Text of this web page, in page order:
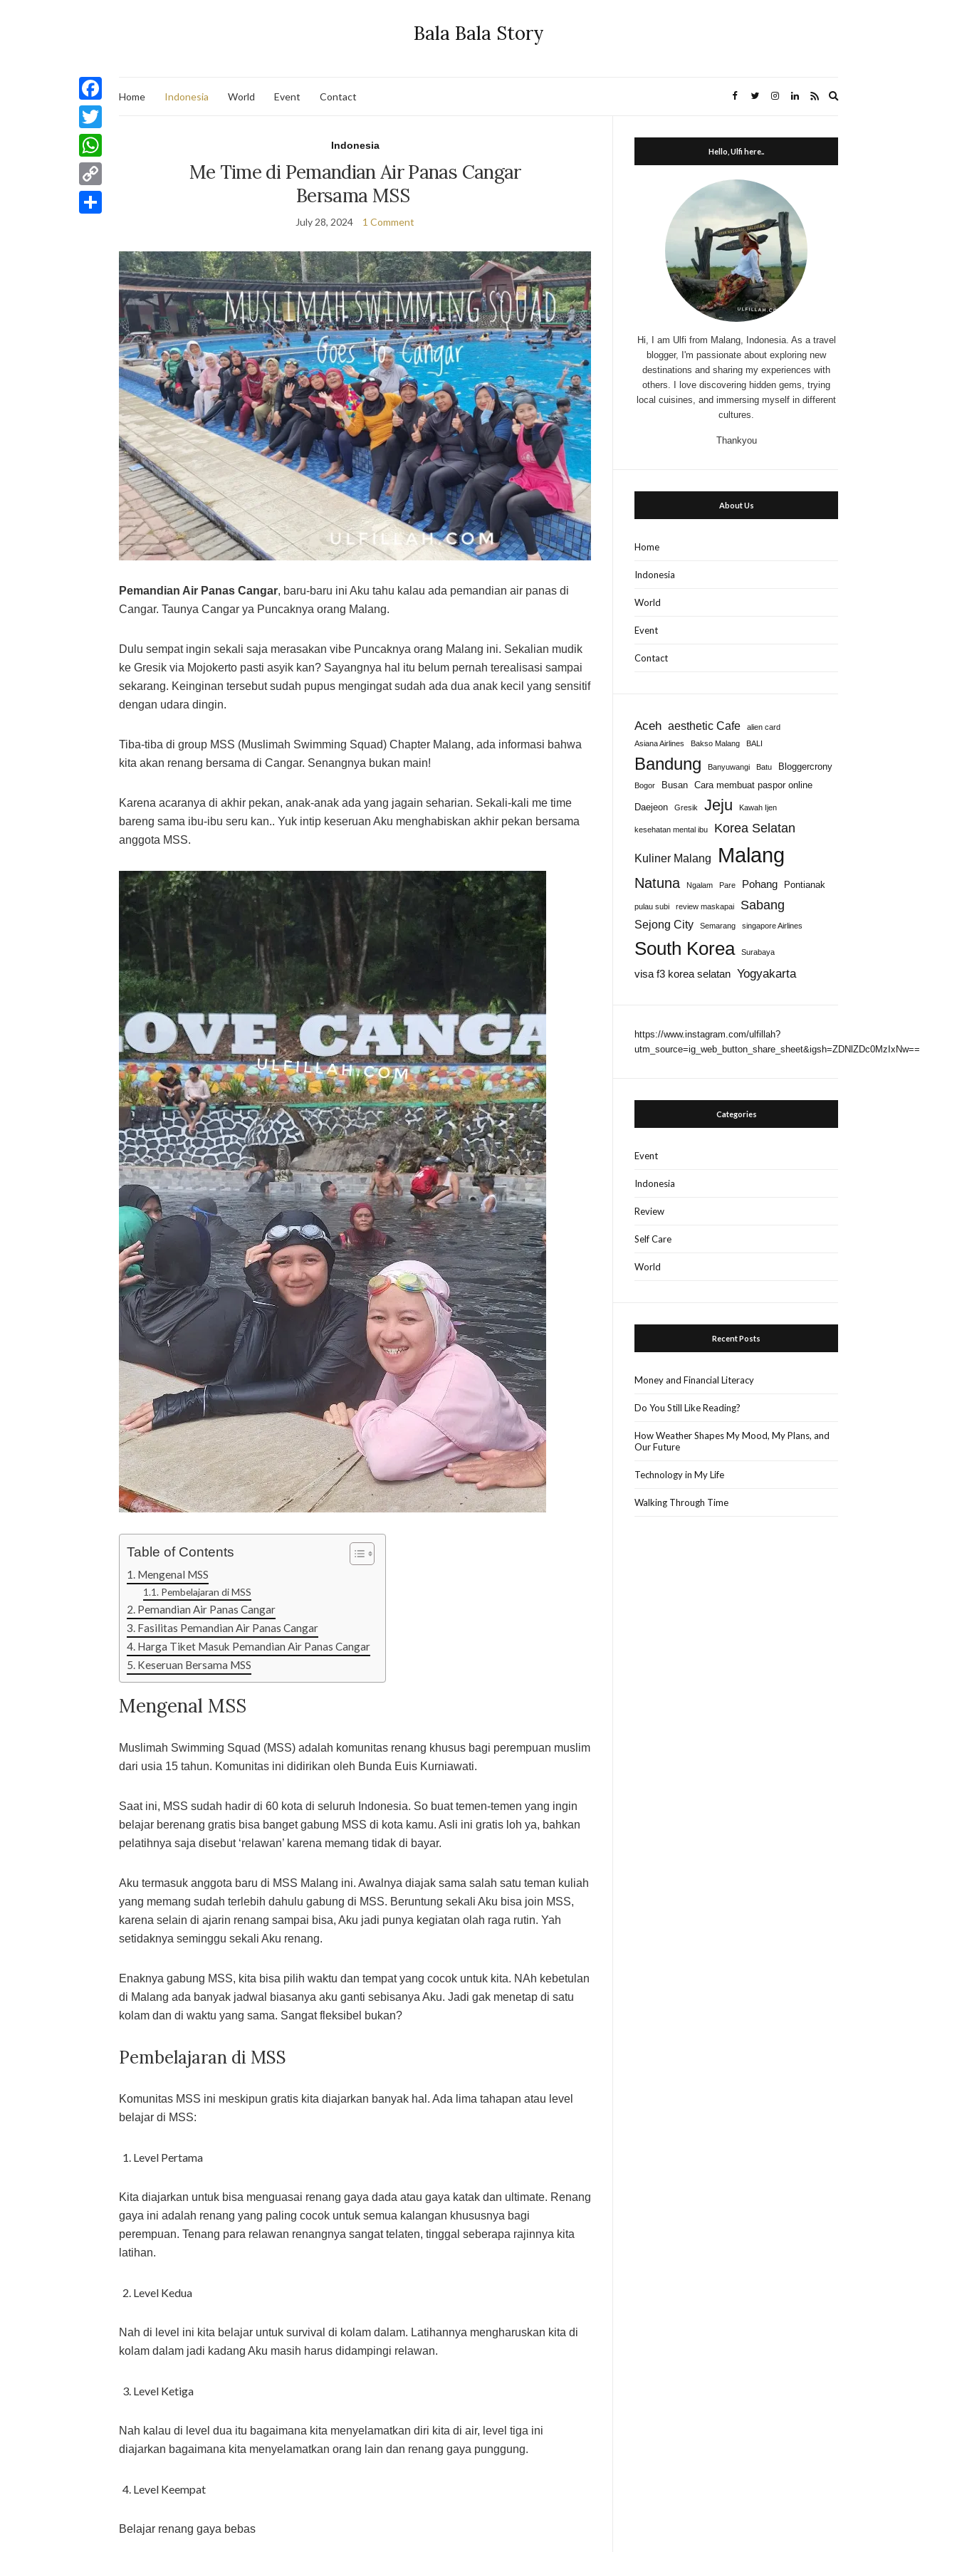
Bala Bala Story
Home Indonesia World Event Contact
Indonesia
Me Time di Pemandian Air Panas Cangar
Bersama MSS
July 28, 2024 1 Comment
Pemandian Air Panas Cangar, baru-baru ini Aku tahu kalau ada pemandian air panas di
Cangar. Taunya Cangar ya Puncaknya orang Malang.
Dulu sempat ingin sekali saja merasakan vibe Puncaknya orang Malang ini. Sekalian mudik
ke Gresik via Mojokerto pasti asyik kan? Sayangnya hal itu belum pernah terealisasi sampai
sekarang. Keinginan tersebut sudah pupus mengingat sudah ada dua anak kecil yang sensitif
dengan udara dingin.
Tiba-tiba di group MSS (Muslimah Swimming Squad) Chapter Malang, ada informasi bahwa
kita akan renang bersama di Cangar. Senangnya bukan main!
Karena acaranya di akhir pekan, anak-anak ada yang jagain seharian. Sekali-kali me time
bareng sama ibu-ibu seru kan.. Yuk intip keseruan Aku menghabiskan akhir pekan bersama
anggota MSS.
Table of Contents
Mengenal MSS
Pembelajaran di MSS
Pemandian Air Panas Cangar
Fasilitas Pemandian Air Panas Cangar
Harga Tiket Masuk Pemandian Air Panas Cangar
Keseruan Bersama MSS
Mengenal MSS
Muslimah Swimming Squad (MSS) adalah komunitas renang khusus bagi perempuan muslim
dari usia 15 tahun. Komunitas ini didirikan oleh Bunda Euis Kurniawati.
Saat ini, MSS sudah hadir di 60 kota di seluruh Indonesia. So buat temen-temen yang ingin
belajar berenang gratis bisa banget gabung MSS di kota kamu. Asli ini gratis loh ya, bahkan
pelatihnya saja disebut ‘relawan’ karena memang tidak di bayar.
Aku termasuk anggota baru di MSS Malang ini. Awalnya diajak sama salah satu teman kuliah
yang memang sudah terlebih dahulu gabung di MSS. Beruntung sekali Aku bisa join MSS,
karena selain di ajarin renang sampai bisa, Aku jadi punya kegiatan olah raga rutin. Yah
setidaknya seminggu sekali Aku renang.
Enaknya gabung MSS, kita bisa pilih waktu dan tempat yang cocok untuk kita. NAh kebetulan
di Malang ada banyak jadwal biasanya aku ganti sebisanya Aku. Jadi gak menetap di satu
kolam dan di waktu yang sama. Sangat fleksibel bukan?
Pembelajaran di MSS
Komunitas MSS ini meskipun gratis kita diajarkan banyak hal. Ada lima tahapan atau level
belajar di MSS:
Level Pertama
Kita diajarkan untuk bisa menguasai renang gaya dada atau gaya katak dan ultimate. Renang
gaya ini adalah renang yang paling cocok untuk semua kalangan khususnya bagi
perempuan. Tenang para relawan renangnya sangat telaten, tinggal seberapa rajinnya kita
latihan.
Level Kedua
Nah di level ini kita belajar untuk survival di kolam dalam. Latihannya mengharuskan kita di
kolam dalam jadi kadang Aku masih harus didampingi relawan.
Level Ketiga
Nah kalau di level dua itu bagaimana kita menyelamatkan diri kita di air, level tiga ini
diajarkan bagaimana kita menyelamatkan orang lain dan renang gaya punggung.
Level Keempat
Belajar renang gaya bebas
Facebook
Twitter
WhatsApp
Copy
Hello, Ulfi here..
Hi, I am Ulfi from Malang, Indonesia. As a travel
blogger, I'm passionate about exploring new
destinations and sharing my experiences with
others. I love discovering hidden gems, trying
local cuisines, and immersing myself in different
cultures.
Thankyou
About Us
Home
Indonesia
World
Event
Contact
Aceh aesthetic Cafe
alien card
Asiana Airlines
Bakso Malang BALI
Bandung Banyuwangi Batu Bloggercrony
Bogor Busan Cara membuat paspor online
Daejeon Gresik Jeju Kawah Ijen
kesehatan mental ibu Korea Selatan
Kuliner Malang Malang
Natuna Ngalam Pare Pohang Pontianak
pulau subi review maskapai Sabang
Sejong City Semarang singapore Airlines
South Korea Surabaya
visa f3 korea selatan Yogyakarta
https://www.instagram.com/ulfillah?
utm_source=ig_web_button_share_sheet&igsh=ZDNlZDc0MzIxNw==
Categories
Event
Indonesia
Review
Self Care
World
Recent Posts
Money and Financial Literacy
Do You Still Like Reading?
How Weather Shapes My Mood, My Plans, and
Our Future
Technology in My Life
Walking Through Time